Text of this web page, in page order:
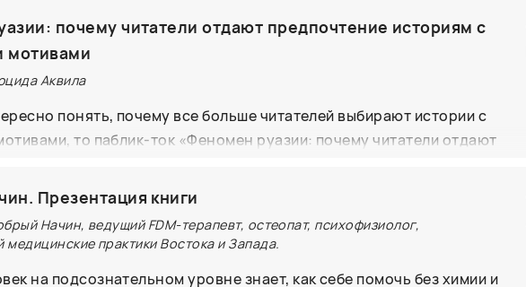
России. Авторы расскажут о вкладе Д.И.Менделеева в
России, включая подробности его программы развития
угольной в Донецком бассейне, металлургической
почему читатели отдают предпочтение историям с
мотивами
Аквила
понять, почему все больше читателей выбирают истории с
то паблик-ток «Феномен руазии: почему читатели отдают
мы с автором цикла «Янтарь рассеивает тьму» Люцидой
как Азия пришла в Россию, какие элементы азиатских
привлекают внимание широкой аудитории и исследуем
Презентация книги
Начин, ведущий FDM-терапевт, остеопат, психофизиолог,
практики Востока и Запада.
на подсознательном уровне знает, как себе помочь без химии и